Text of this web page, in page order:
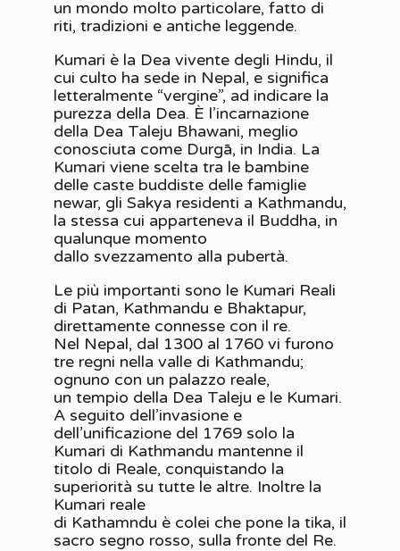
un mondo molto particolare, fatto di
riti, tradizioni e antiche leggende.
Kumari è la Dea vivente degli Hindu, il
cui culto ha sede in Nepal, e significa
letteralmente “vergine”, ad indicare la
purezza della Dea. È l’incarnazione
della Dea Taleju Bhawani, meglio
conosciuta come Durgā, in India. La
Kumari viene scelta tra le bambine
delle caste buddiste delle famiglie
newar, gli Sakya residenti a Kathmandu,
la stessa cui apparteneva il Buddha, in
qualunque momento
dallo svezzamento alla pubertà.
Le più importanti sono le Kumari Reali
di Patan, Kathmandu e Bhaktapur,
direttamente connesse con il re.
Nel Nepal, dal 1300 al 1760 vi furono
tre regni nella valle di Kathmandu;
ognuno con un palazzo reale,
un tempio della Dea Taleju e le Kumari.
A seguito dell’invasione e
dell’unificazione del 1769 solo la
Kumari di Kathmandu mantenne il
titolo di Reale, conquistando la
superiorità su tutte le altre. Inoltre la
Kumari reale
di Kathamndu è colei che pone la tika, il
sacro segno rosso, sulla fronte del Re.